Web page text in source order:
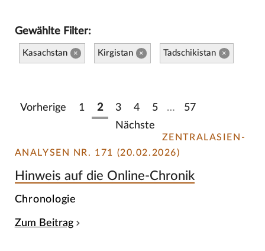
Gewählte Filter:
Kasachstan × Kirgistan × Tadschikistan ×
Vorherige 1 2 3 4 5 …
57
Nächste
ZENTRALASIEN-
ANALYSEN NR. 171 (20.02.2026)
Hinweis auf die Online-Chronik
Chronologie
Zum Beitrag